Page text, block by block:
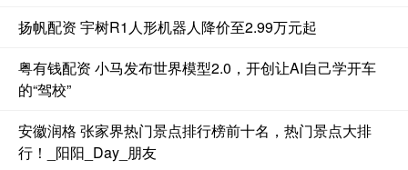
扬帆配资 宇树R1人形机器人降价至2.99万元起
粤有钱配资 小马发布世界模型2.0，开创让AI自己学开车
的“驾校”
安徽润格 张家界热门景点排行榜前十名，热门景点大排
行！_阳阳_Day_朋友